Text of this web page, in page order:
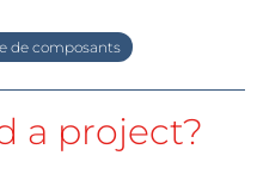
de composants
a project?